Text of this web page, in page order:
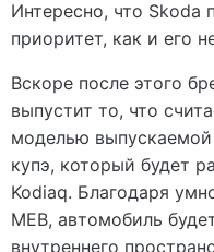
Интересно, что Skoda
приоритет, как и его
Вскоре после этого
выпустит то, что
моделью
купэ, который будет
Kodiaq. Благодаря
MEB, автомобиль
внутреннего